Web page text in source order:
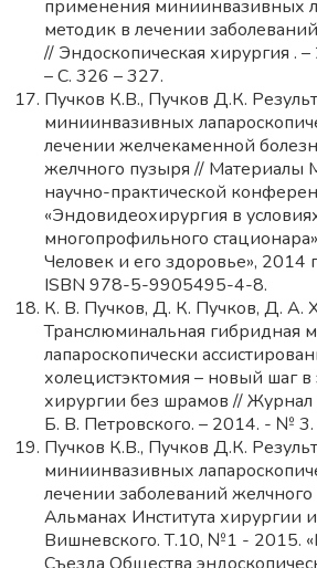
применения миниинвазивных
методик в лечении
// Эндоскопическая хирургия .
– С. 326 – 327.
Пучков К.В., Пучков Д.К.
миниинвазивных
лечении желчекаменной
желчного пузыря //
научно-практической
«Эндовидеохирургия в
многопрофильного
Человек и его здоровье», 2014
ISBN 978-5-9905495-4-8.
К. В. Пучков, Д. К. Пучков, Д. А.
Транслюминальная гибридная
лапароскопически
холецистэктомия – новый шаг
хирургии без шрамов //
Б. В. Петровского. – 2014. - № 3.
Пучков К.В., Пучков Д.К.
миниинвазивных
лечении заболеваний
Альманах Института хирургии
Вишневского. Т.10, №1 - 2015.